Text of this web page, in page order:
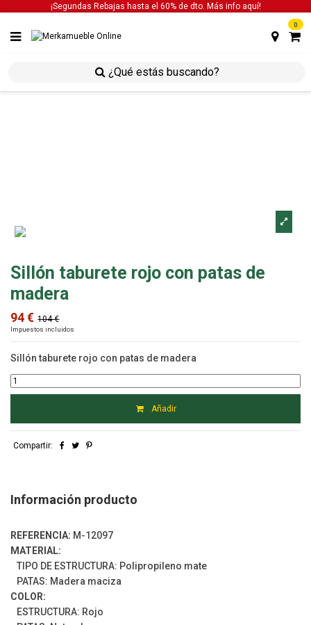
¡Segundas Rebajas hasta el 60% de dto. Más info aquí!
0
sillas de cocina
sillón taburete rojo
Sillón taburete rojo con patas de
madera
94 € 104 €
Impuestos incluidos
Sillón taburete rojo con patas de madera
Añadir
Compartir:
Información producto
REFERENCIA: M-12097
MATERIAL:
TIPO DE ESTRUCTURA: Polipropileno mate
PATAS: Madera maciza
COLOR:
ESTRUCTURA: Rojo